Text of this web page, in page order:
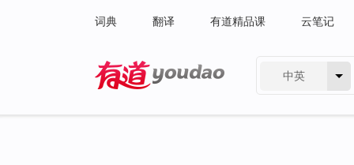
词典 翻译 有道精品课 云笔记
中英